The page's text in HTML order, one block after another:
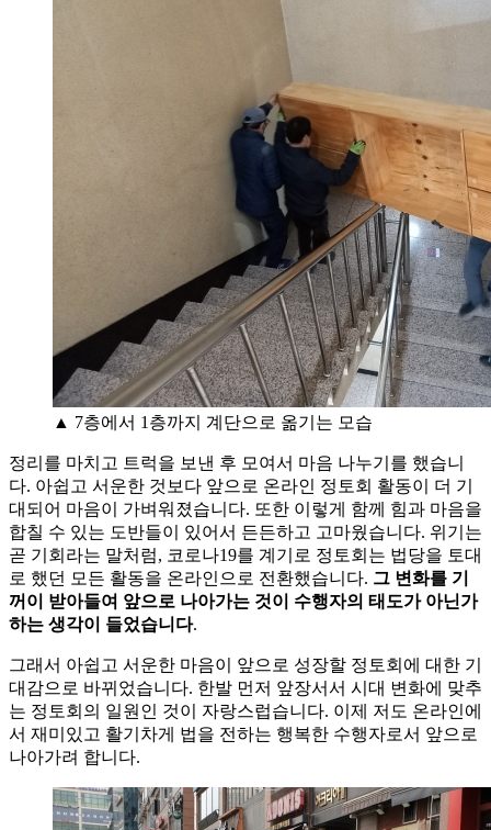
▲ 7층에서 1층까지 계단으로 옮기는 모습
정리를 마치고 트럭을 보낸 후 모여서 마음 나누기를 했습니
다. 아쉽고 서운한 것보다 앞으로 온라인 정토회 활동이 더 기
대되어 마음이 가벼워졌습니다. 또한 이렇게 함께 힘과 마음을
합칠 수 있는 도반들이 있어서 든든하고 고마웠습니다. 위기는
곧 기회라는 말처럼, 코로나19를 계기로 정토회는 법당을 토대
로 했던 모든 활동을 온라인으로 전환했습니다. 그 변화를 기
꺼이 받아들여 앞으로 나아가는 것이 수행자의 태도가 아닌가
하는 생각이 들었습니다.
그래서 아쉽고 서운한 마음이 앞으로 성장할 정토회에 대한 기
대감으로 바뀌었습니다. 한발 먼저 앞장서서 시대 변화에 맞추
는 정토회의 일원인 것이 자랑스럽습니다. 이제 저도 온라인에
서 재미있고 활기차게 법을 전하는 행복한 수행자로서 앞으로
나아가려 합니다.